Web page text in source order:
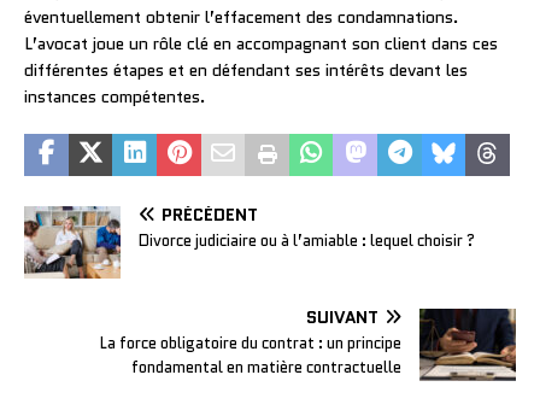
éventuellement obtenir l’effacement des condamnations.
L’avocat joue un rôle clé en accompagnant son client dans ces
différentes étapes et en défendant ses intérêts devant les
instances compétentes.
PRÉCÉDENT
Divorce judiciaire ou à l’amiable : lequel choisir ?
SUIVANT
La force obligatoire du contrat : un principe
fondamental en matière contractuelle